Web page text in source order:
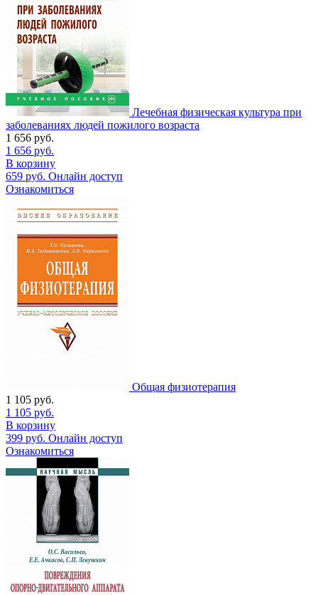
Лечебная физическая культура при
заболеваниях людей пожилого возраста
1 656 руб.
1 656 руб.
В корзину
659 руб. Онлайн доступ
Ознакомиться
Общая физиотерапия
1 105 руб.
1 105 руб.
В корзину
399 руб. Онлайн доступ
Ознакомиться